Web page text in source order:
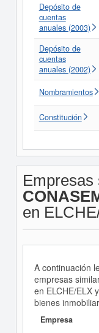
Depósito de
cuentas
anuales (2003)
Depósito de
cuentas
anuales (2002)
Nombramientos
Constitución
en
A continuación
empresas
en ELCHE/ELX
bienes
Empresa